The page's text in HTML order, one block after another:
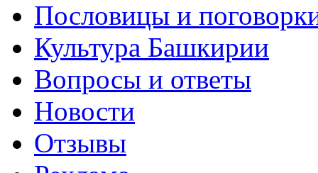
Пословицы и
Культура Башкирии
Вопросы и ответы
Новости
Отзывы